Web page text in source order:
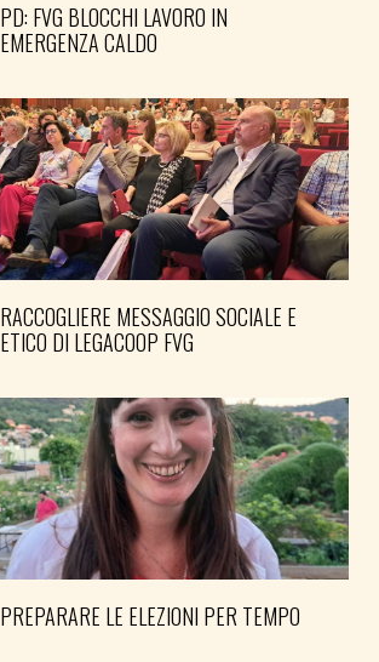
PD: FVG BLOCCHI LAVORO IN
EMERGENZA CALDO
RACCOGLIERE MESSAGGIO SOCIALE E
ETICO DI LEGACOOP FVG
PREPARARE LE ELEZIONI PER TEMPO